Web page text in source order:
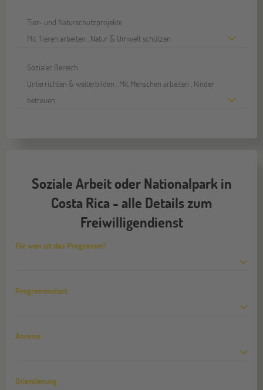
Tier- und Naturschutzprojekte
Mit Tieren arbeiten Natur & Umwelt schützen
Sozialer Bereich
Unterrichten & weiterbilden Mit Menschen arbeiten Kinder
betreuen
Soziale Arbeit oder Nationalpark in
Costa Rica - alle Details zum
Freiwilligendienst
Für wen ist das Programm?
Programmstart
Anreise
Orientierung